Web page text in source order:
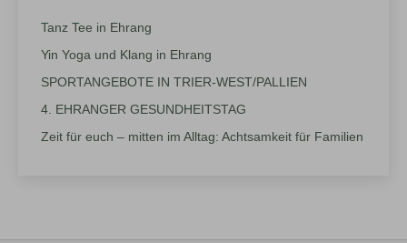
Tanz Tee in Ehrang
Yin Yoga und Klang in Ehrang
SPORTANGEBOTE IN TRIER-WEST/PALLIEN
4. EHRANGER GESUNDHEITSTAG
Zeit für euch – mitten im Alltag: Achtsamkeit für Familien